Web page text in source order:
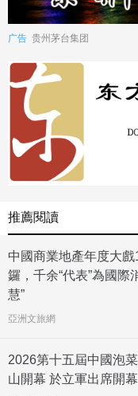
广告 贵州茅台集团
推薦閱讀
中國商業地產年度大
鑼，千余“代表”為國際
慧”
亞洲文旅網
2026第十五屆中國泡
山開幕 於立軍出席開